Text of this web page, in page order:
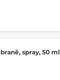
spray, 50 ml